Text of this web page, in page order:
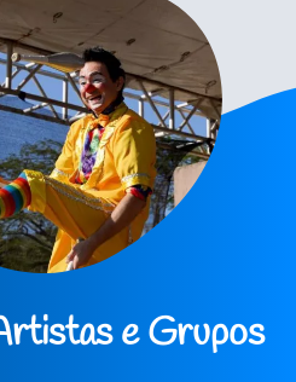
e Grupos